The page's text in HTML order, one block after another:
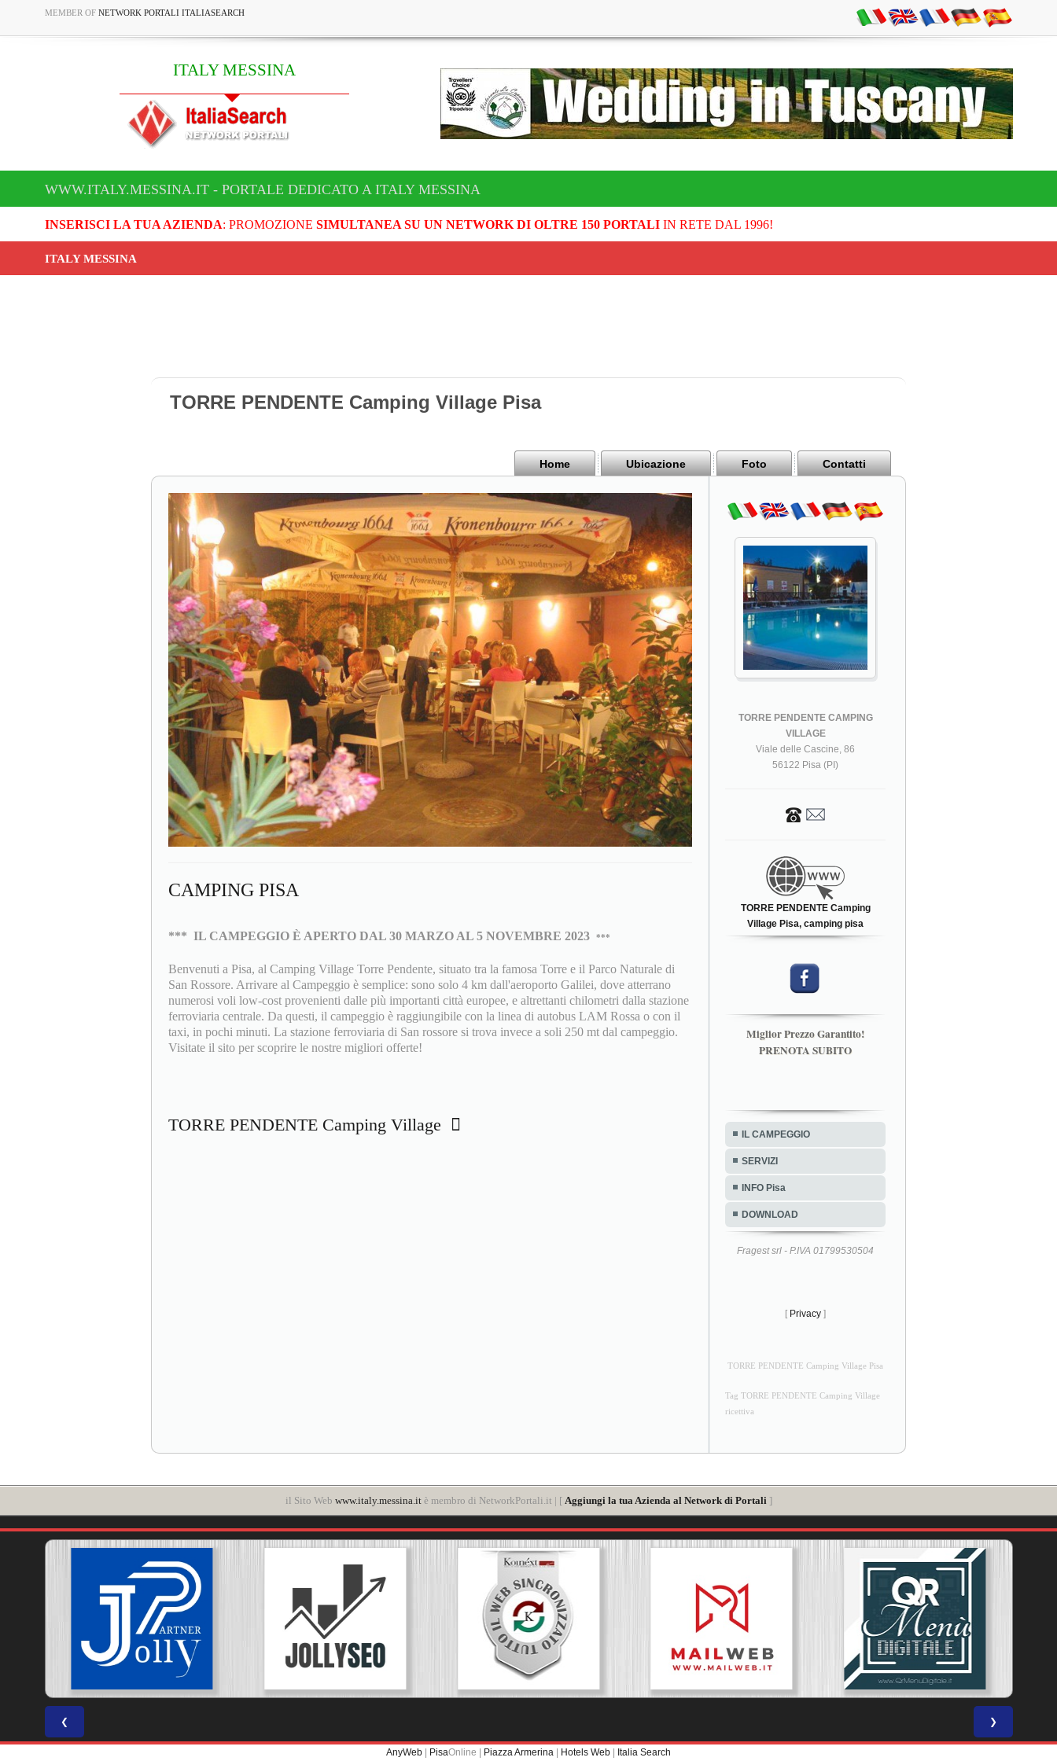
MEMBER OF NETWORK PORTALI ITALIASEARCH
ITALY MESSINA
WWW.ITALY.MESSINA.IT - PORTALE DEDICATO A ITALY MESSINA
INSERISCI LA TUA AZIENDA: PROMOZIONE SIMULTANEA SU UN NETWORK DI OLTRE 150 PORTALIIN RETE DAL 1996!
ITALY MESSINA
TORRE PENDENTE Camping Village Pisa
Home Ubicazione Foto Contatti
CAMPING PISA
*** IL CAMPEGGIO È APERTO DAL 30 MARZO AL 5 NOVEMBRE 2023 ***
Benvenuti a Pisa, al Camping Village Torre Pendente, situato tra la famosa Torre e il Parco Naturale di
San Rossore. Arrivare al Campeggio è semplice: sono solo 4 km dall'aeroporto Galilei, dove atterrano
numerosi voli low-cost provenienti dalle più importanti città europee, e altrettanti chilometri dalla stazione
ferroviaria centrale. Da questi, il campeggio è raggiungibile con la linea di autobus LAM Rossa o con il
taxi, in pochi minuti. La stazione ferroviaria di San rossore si trova invece a soli 250 mt dal campeggio.
Visitate il sito per scoprire le nostre migliori offerte!
TORRE PENDENTE Camping Village
TORRE PENDENTE CAMPING
VILLAGE
Viale delle Cascine, 86
56122 Pisa (PI)
TORRE PENDENTE Camping
Village Pisa, camping pisa
Miglior Prezzo Garantito!
PRENOTA SUBITO
IL CAMPEGGIO
SERVIZI
INFO Pisa
DOWNLOAD
Fragest srl - P.IVA 01799530504
[ Privacy ]
TORRE PENDENTE Camping Village Pisa
Tag TORRE PENDENTE Camping Village
ricettiva
il Sito Web www.italy.messina.itè membro di NetworkPortali.it | [ Aggiungi la tua Azienda al Network di Portali ]
❮ ❯
AnyWeb | PisaOnline | Piazza Armerina | Hotels Web | Italia Search